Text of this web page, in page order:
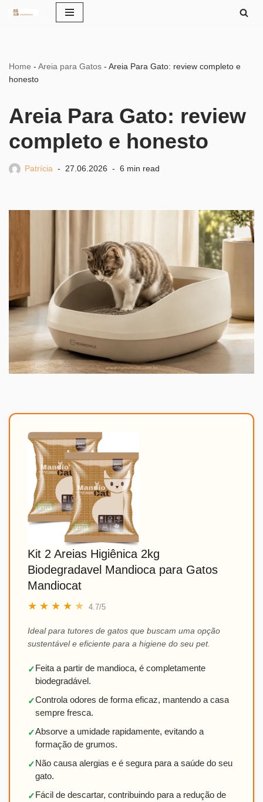
Home - Areia para Gatos - Areia Para Gato: review completo e
honesto
Areia Para Gato: review
completo e honesto
Patrícia 27.06.2026 6 min read
Kit 2 Areias Higiênica 2kg
Biodegradavel Mandioca para Gatos
Mandiocat
★ ★ ★ ★ ★ 4.7/5
Ideal para tutores de gatos que buscam uma opção
sustentável e eficiente para a higiene do seu pet.
✓Feita a partir de mandioca, é completamente
biodegradável.
✓Controla odores de forma eficaz, mantendo a casa
sempre fresca.
✓Absorve a umidade rapidamente, evitando a
formação de grumos.
✓Não causa alergias e é segura para a saúde do seu
gato.
✓Fácil de descartar, contribuindo para a redução de